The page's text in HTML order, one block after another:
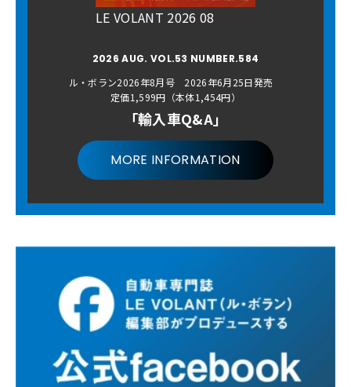
LE VOLANT 2026 08
2026 AUG. VOL.53 NUMBER.584
ル・ボラン2026年8月号 2026年6月25日発売
定価1,599円（本体1,454円）
「輸入車Q&A」
MORE INFORMATION